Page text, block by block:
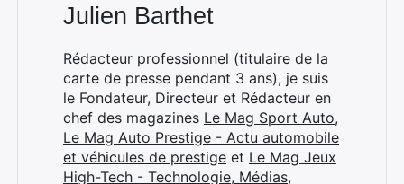
Julien Barthet
Rédacteur professionnel (titulaire de la
carte de presse pendant 3 ans), je suis
le Fondateur, Directeur et Rédacteur en
chef des magazines Le Mag Sport Auto,
Le Mag Auto Prestige - Actu automobile
et véhicules de prestige et Le Mag Jeux
High-Tech - Technologie, Médias,